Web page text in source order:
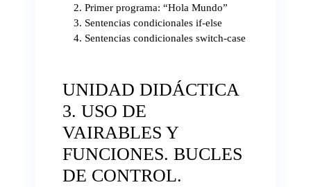
Primer programa: “Hola Mundo”
Sentencias condicionales if-else
Sentencias condicionales switch-case
UNIDAD DIDÁCTICA
3. USO DE
VAIRABLES Y
FUNCIONES. BUCLES
DE CONTROL.